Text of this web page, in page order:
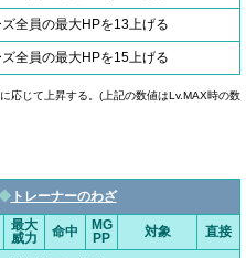
全員の最大HPを13上げる
全員の最大HPを15上げる
応じて上昇する。(上記の数値はLv.MAX時の数
トレーナーのわざ
最大
威力
命中
MG
PP
対象 直接